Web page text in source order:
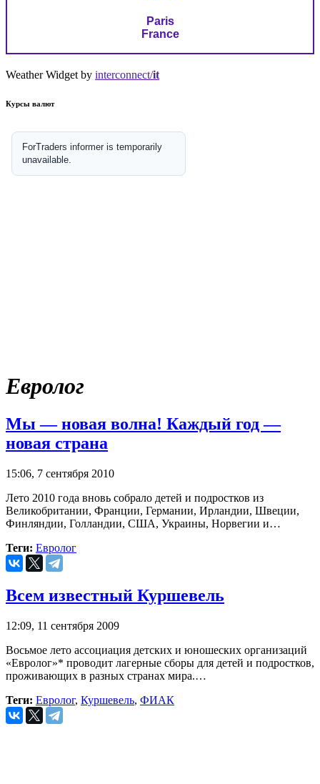
Paris
France
Weather Widget by interconnect/it
Курсы валют
Евролог
Мы — новая волна! Каждый год —
новая страна
15:06, 7 сентября 2010
Лето 2010 года вновь собрало детей и подростков из
Великобритании, Франции, Германии, Ирландии, Швеции,
Финляндии, Голландии, США, Украины, Норвегии и…
Теги: Евролог
Всем известный Куршевель
12:09, 11 сентября 2009
Восьмое лето ассоциация детских и юношеских организаций
«Евролог»* проводит лагерные сборы для детей и подростков,
проживающих в разных странах мира.…
Теги: Евролог, Куршевель, ФИАК